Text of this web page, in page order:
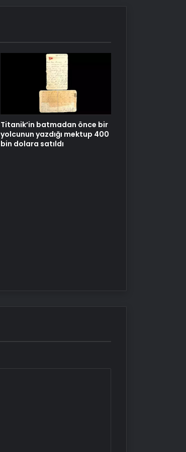
Titanik’in batmadan önce bir
yolcunun yazdığı mektup 400
bin dolara satıldı